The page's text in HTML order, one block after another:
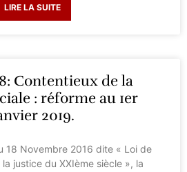
LIRE LA SUITE
Contentieux de la
: réforme au 1er
2019.
18 Novembre 2016 dite « Loi de
justice du XXIème siècle », la